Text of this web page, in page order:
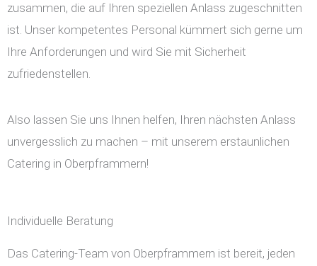
zusammen, die auf Ihren speziellen Anlass zugeschnitten
ist. Unser kompetentes Personal kümmert sich gerne um
Ihre Anforderungen und wird Sie mit Sicherheit
zufriedenstellen.
Also lassen Sie uns Ihnen helfen, Ihren nächsten Anlass
unvergesslich zu machen – mit unserem erstaunlichen
Catering in Oberpframmern!
Individuelle Beratung
Das Catering-Team von Oberpframmern ist bereit, jeden